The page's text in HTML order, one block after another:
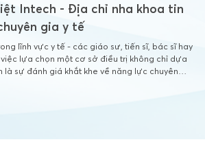
Intech - Địa chỉ nha khoa tin
gia y tế
lĩnh vực y tế - các giáo sư, tiến sĩ, bác sĩ hay
lựa chọn một cơ sở điều trị không chỉ dựa
là sự đánh giá khắt khe về năng lực chuyên
vô trùng và tính minh bạch trong điều trị. Đó
Việt Intech trở thành địa chỉ được nhiều
tin tưởng lựa chọn cho chính mình và người